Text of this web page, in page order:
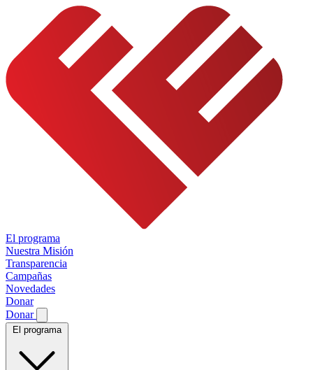
El programa
Nuestra Misión
Transparencia
Campañas
Novedades
Donar
Donar
El programa